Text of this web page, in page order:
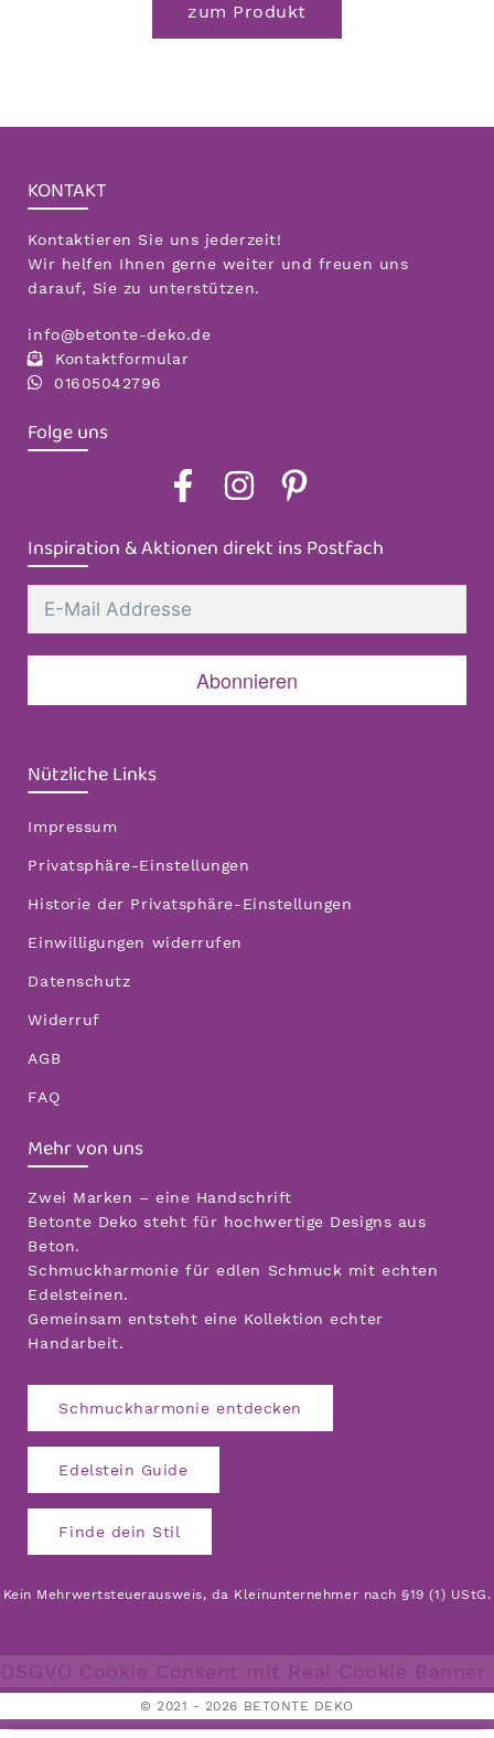
zum Produkt
KONTAKT
Kontaktieren Sie uns jederzeit!
Wir helfen Ihnen gerne weiter und freuen uns
darauf, Sie zu unterstützen.
info@betonte-deko.de
Kontaktformular
01605042796
Folge uns
Inspiration & Aktionen direkt ins Postfach
Abonnieren
Nützliche Links
Impressum
Privatsphäre-Einstellungen
Historie der Privatsphäre-Einstellungen
Einwilligungen widerrufen
Datenschutz
Widerruf
AGB
FAQ
Mehr von uns
Zwei Marken – eine Handschrift
Betonte Deko steht für hochwertige Designs aus
Beton.
Schmuckharmonie für edlen Schmuck mit echten
Edelsteinen.
Gemeinsam entsteht eine Kollektion echter
Handarbeit.
Schmuckharmonie entdecken
Edelstein Guide
Finde dein Stil
Kein Mehrwertsteuerausweis, da Kleinunternehmer nach §19 (1) UStG.
DSGVO Cookie Consent mit Real Cookie Banner
© 2021 - 2026 BETONTE DEKO